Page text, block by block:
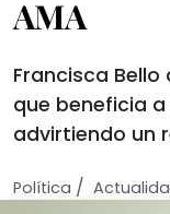
AMA
Francisca
que beneficia
advirtiendo un
Política /